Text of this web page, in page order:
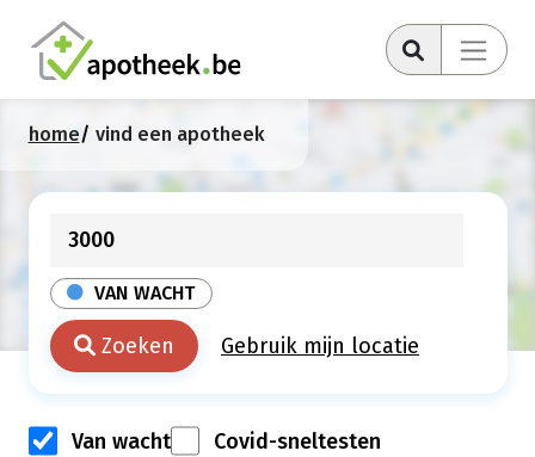
home vind een apotheek
VAN WACHT
Zoeken Gebruik mijn locatie
Van wacht
Covid-sneltesten